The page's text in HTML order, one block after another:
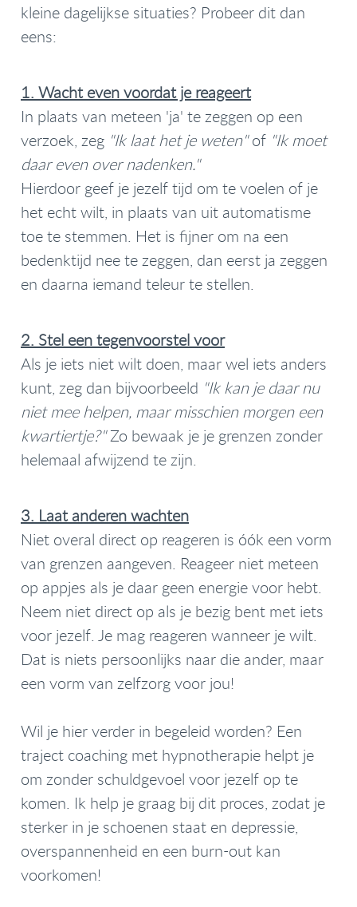
kleine dagelijkse situaties? Probeer dit dan
eens:
1. Wacht even voordat je reageert
In plaats van meteen 'ja' te zeggen op een
verzoek, zeg "Ik laat het je weten"of "Ik moet
daar even over nadenken."
Hierdoor geef je jezelf tijd om te voelen of je
het echt wilt, in plaats van uit automatisme
toe te stemmen. Het is fijner om na een
bedenktijd nee te zeggen, dan eerst ja zeggen
en daarna iemand teleur te stellen.
2. Stel een tegenvoorstel voor
Als je iets niet wilt doen, maar wel iets anders
kunt, zeg dan bijvoorbeeld "Ik kan je daar nu
niet mee helpen, maar misschien morgen een
kwartiertje?"Zo bewaak je je grenzen zonder
helemaal afwijzend te zijn.
3. Laat anderen wachten
Niet overal direct op reageren is óók een vorm
van grenzen aangeven. Reageer niet meteen
op appjes als je daar geen energie voor hebt.
Neem niet direct op als je bezig bent met iets
voor jezelf. Je mag reageren wanneer je wilt.
Dat is niets persoonlijks naar die ander, maar
een vorm van zelfzorg voor jou!
Wil je hier verder in begeleid worden? Een
traject coaching met hypnotherapie helpt je
om zonder schuldgevoel voor jezelf op te
komen. Ik help je graag bij dit proces, zodat je
sterker in je schoenen staat en depressie,
overspannenheid en een burn-out kan
voorkomen!